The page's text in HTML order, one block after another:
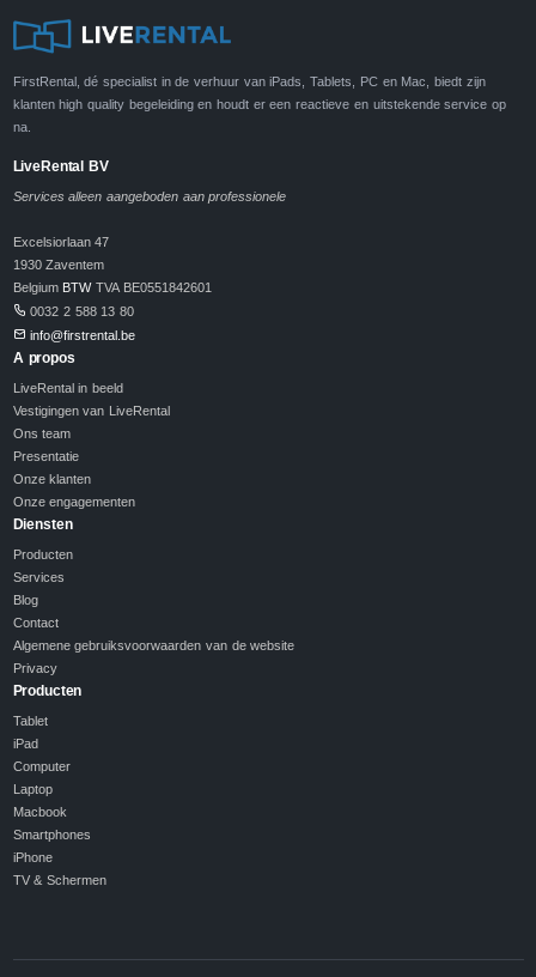
FirstRental, dé specialist in de verhuur van iPads, Tablets, PC en Mac, biedt zijn
klanten high quality begeleiding en houdt er een reactieve en uitstekende service op
na.
LiveRental BV
Services alleen aangeboden aan professionele
Excelsiorlaan 47
1930 Zaventem
Belgium BTWTVA BE0551842601
0032 2 588 13 80
info@firstrental.be
A propos
LiveRental in beeld
Vestigingen van LiveRental
Ons team
Presentatie
Onze klanten
Onze engagementen
Diensten
Producten
Services
Blog
Contact
Algemene gebruiksvoorwaarden van de website
Privacy
Producten
Tablet
iPad
Computer
Laptop
Macbook
Smartphones
iPhone
TV & Schermen